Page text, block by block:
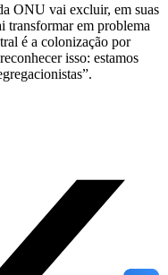
ONU vai excluir, em suas
transformar em problema
é a colonização por
isso: estamos